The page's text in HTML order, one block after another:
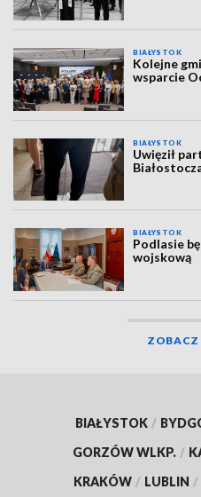
BIAŁYSTOK
Kolejne
wsparcie
BIAŁYSTOK
Uwięził
BIAŁYSTOK
Podlasie
wojskową
ZOBACZ
BIAŁYSTOK /
GORZÓW WLKP. /
KRAKÓW / LUBLIN /